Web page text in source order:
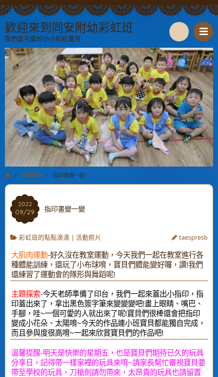
歡迎來到同安附幼彩虹班
我們是可愛的小小彩虹寶貝
S
e
a
r
c
h
> 活動照片 > 指印畫變一變
2022
09/29 指印畫變一變
彩虹班的點點滴滴 | 活動照片 taespresb
大肌肉運動-好久沒在教室運動，今天我們一起在教室進行各
種體能訓練，還玩了小布球唷，寶貝們體能變好囉，讚!我們
還練習了運動會的隊形與舞蹈呢!
主題探索-今天老師準備了印台，我們一起來蓋出小指印，指
印蓋出來了，拿出黑色簽字筆來變變變吧!畫上眼睛、嘴巴、
手腳，哇~一個可愛的人就出來了呢!寶貝們很棒還會把指印
變成小花朵、太陽唷~今天的作品連小班寶貝都能獨自完成，
而且參與度很高唷~一起來欣賞寶貝們的作品吧!
溫馨提醒-明天是快樂的星期五，也是寶貝們期待已久的玩具
分享日，記得帶一樣家裡的玩具來唷~請家長幫忙審視寶貝要
帶至學校的玩具，刀槍劍請勿帶來，太昂貴的玩具也請留置